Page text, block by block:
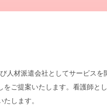
人材派遣会社としてサービス
ご提案いたします。看護師と
します。